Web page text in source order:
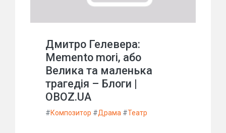
Дмитро Гелевера:
Memento mori, або
Велика та маленька
трагедія – Блоги |
OBOZ.UA
#Композитор #Драма #Театр